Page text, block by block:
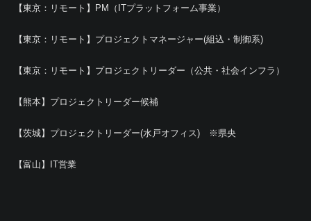
【東京：リモート】PM（ITプラットフォーム事業）
【東京：リモート】プロジェクトマネージャー(組込・制御系)
【東京：リモート】プロジェクトリーダー（公共・社会インフラ）
【熊本】プロジェクトリーダー候補
【茨城】プロジェクトリーダー(水戸オフィス) ※県央
【富山】IT営業